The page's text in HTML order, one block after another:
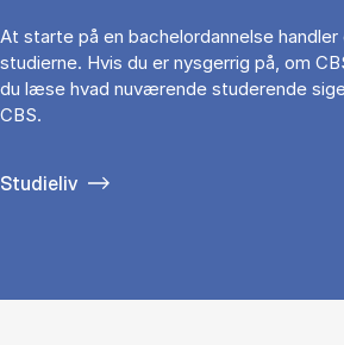
At starte på en bachelordannelse
studierne. Hvis du er nysgerrig på, om
du læse hvad nuværende studerende
CBS.
Studieliv